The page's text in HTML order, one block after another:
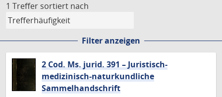
1 Treffer sortiert nach
Filter anzeigen
2 Cod. Ms. jurid. 391 – Juristisch-
medizinisch-naturkundliche
Sammelhandschrift